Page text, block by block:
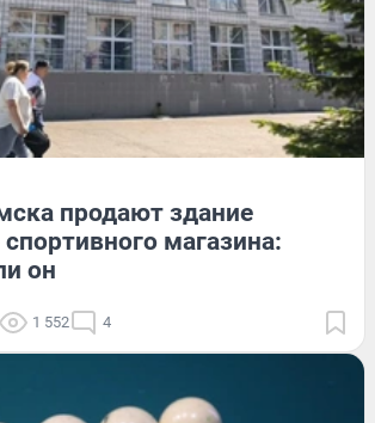
продают здание
спортивного магазина:
он
1 552 4